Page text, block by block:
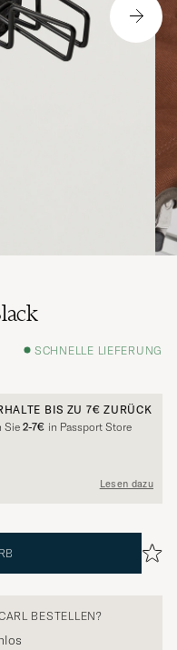
SCHNELLE LIEFERUNG
BIS ZU 7€ ZURÜCK
Sie2-7€ in Passport Store
Lesen dazu
BESTELLEN?